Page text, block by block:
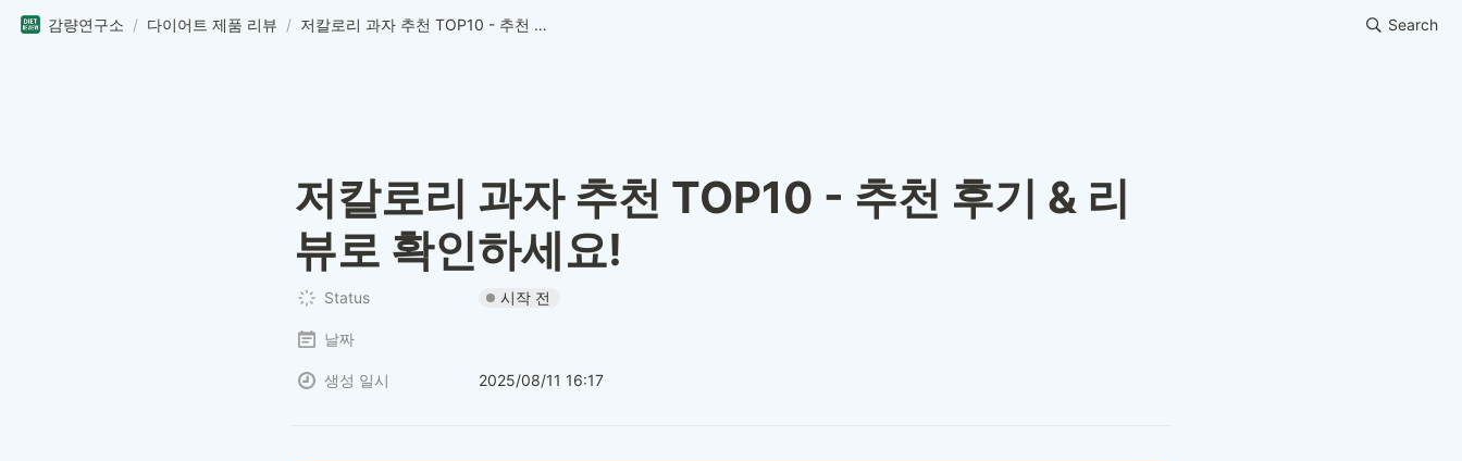
감량연구소 / 다이어트 제품 리뷰 / 저칼로리 과자 추천 TOP10 - 추천 후기 & 리뷰로 확인하세요! Search
저칼로리 과자 추천 TOP10 - 추천 후기 & 리
뷰로 확인하세요!
Status 시작 전
날짜
생성 일시 2025/08/11 16:17